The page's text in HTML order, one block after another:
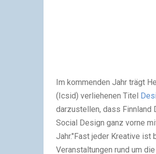
Im kommenden Jahr trägt
(Icsid) verliehenen Titel
darzustellen, dass Finnland
Social Design ganz vorne
Jahr."Fast jeder Kreative ist
Veranstaltungen rund um